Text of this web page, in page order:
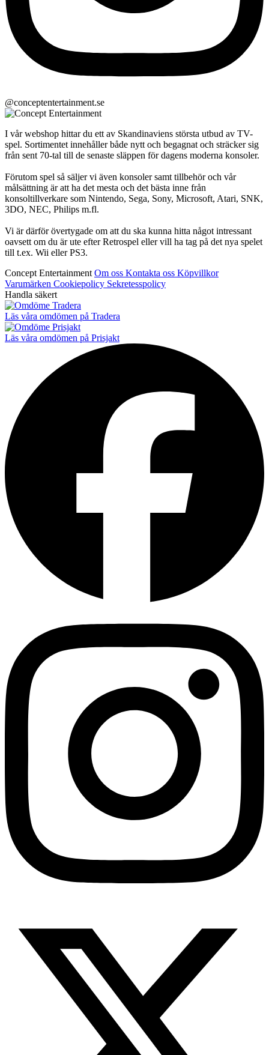
@conceptentertainment.se
I vår webshop hittar du ett av Skandinaviens största utbud av TV-
spel. Sortimentet innehåller både nytt och begagnat och sträcker sig
från sent 70-tal till de senaste släppen för dagens moderna konsoler.
Förutom spel så säljer vi även konsoler samt tillbehör och vår
målsättning är att ha det mesta och det bästa inne från
konsoltillverkare som Nintendo, Sega, Sony, Microsoft, Atari, SNK,
3DO, NEC, Philips m.fl.
Vi är därför övertygade om att du ska kunna hitta något intressant
oavsett om du är ute efter Retrospel eller vill ha tag på det nya spelet
till t.ex. Wii eller PS3.
Concept Entertainment Om oss Kontakta oss Köpvillkor
Varumärken Cookiepolicy Sekretesspolicy
Handla säkert
Läs våra omdömen på Tradera
Läs våra omdömen på Prisjakt